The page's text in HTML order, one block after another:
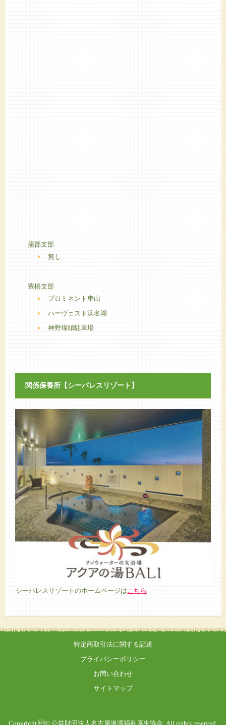
蒲郡支部
無し
豊橋支部
プロミネント車山
ハーヴェスト浜名湖
神野埠頭駐車場
関係保養所【シーパレスリゾート】
シーパレスリゾートのホームページはこちら
特定商取引法に関する記述
プライバシーポリシー
お問い合わせ
サイトマップ
Copyright © 公益財団法人名古屋港湾福利厚生協会, All rights reserved.